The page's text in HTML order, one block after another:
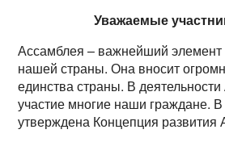
Уважаемые
Ассамблея – важнейший элемент
нашей страны. Она вносит
единства страны. В
участие многие наши граждане.
утверждена Концепция развития